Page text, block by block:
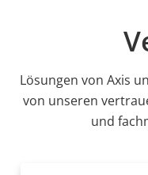
Lösungen von Axis
von unseren
und